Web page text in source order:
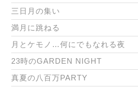
三日月の集い
満月に跳ねる
月とケモノ…何にでもなれる夜
23時のGARDEN NIGHT
真夏の八百万PARTY